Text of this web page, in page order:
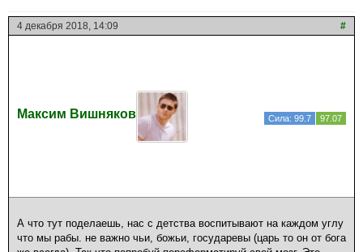
4 декабря 2018, 14:09 #
Максим Вишняков Сила: 99.7 97.07
А что тут поделаешь, нас с детства воспитывают на каждом углу
что мы рабы. не важно чьи, божьи, государевы (царь то он от бога